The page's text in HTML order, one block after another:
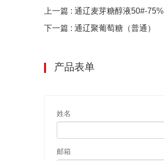
上一篇 : 通辽麦芽糖醇液50#-75%
下一篇 : 通辽聚葡萄糖（普通）
产品表单
姓名
邮箱